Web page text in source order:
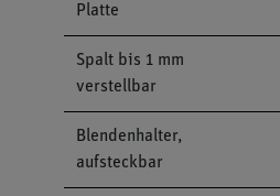
Platte
Spalt bis 1 mm
verstellbar
Blendenhalter,
aufsteckbar